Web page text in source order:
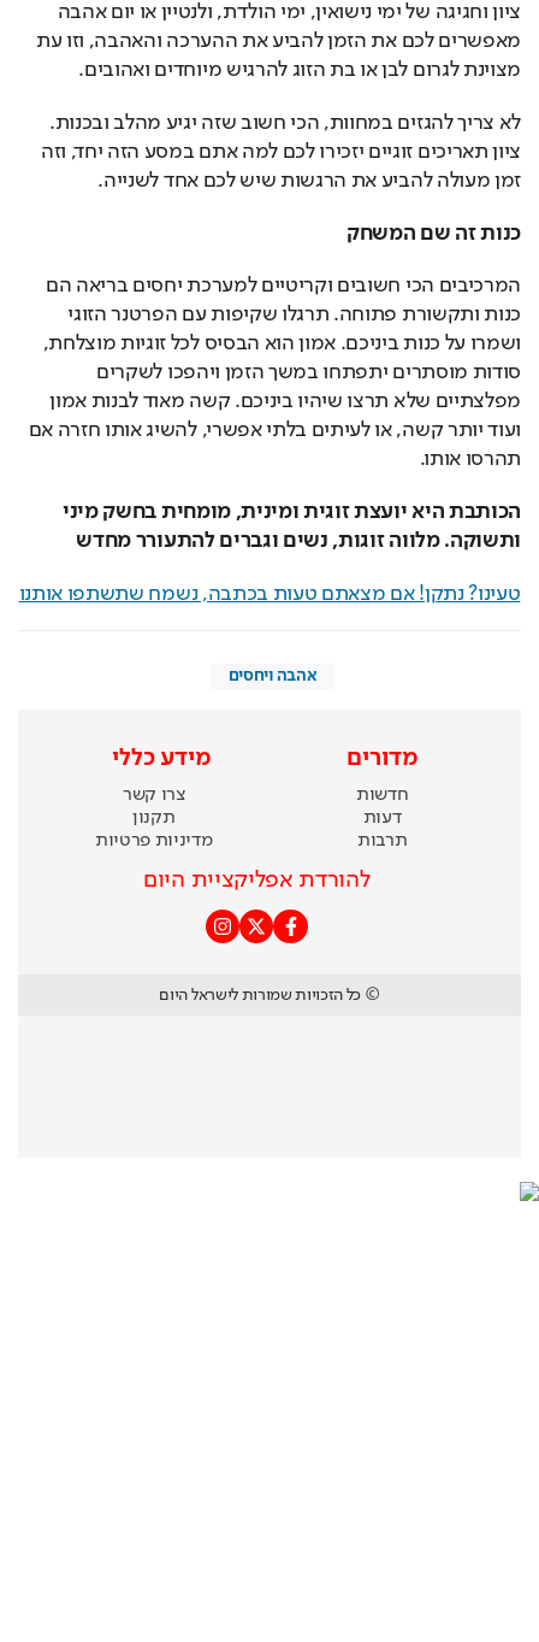
ציון וחגיגה של ימי נישואין, ימי הולדת, ולנטיין או יום אהבה
מאפשרים לכם את הזמן להביע את ההערכה והאהבה, וזו עת
מצוינת לגרום לבן או בת הזוג להרגיש מיוחדים ואהובים.
לא צריך להגזים במחוות, הכי חשוב שזה יגיע מהלב ובכנות.
ציון תאריכים זוגיים יזכירו לכם למה אתם במסע הזה יחד, וזה
זמן מעולה להביע את הרגשות שיש לכם אחד לשנייה.
כנות זה שם המשחק
המרכיבים הכי חשובים וקריטיים למערכת יחסים בריאה הם
כנות ותקשורת פתוחה. תרגלו שקיפות עם הפרטנר הזוגי
ושמרו על כנות ביניכם. אמון הוא הבסיס לכל זוגיות מוצלחת,
סודות מוסתרים יתפתחו במשך הזמן ויהפכו לשקרים
מפלצתיים שלא תרצו שיהיו ביניכם. קשה מאוד לבנות אמון
ועוד יותר קשה, או לעיתים בלתי אפשרי, להשיג אותו חזרה אם
תהרסו אותו.
הכותבת היא יועצת זוגית ומינית, מומחית בחשק מיני
ותשוקה. מלווה זוגות, נשים וגברים להתעורר מחדש
טעינו? נתקן! אם מצאתם טעות בכתבה, נשמח שתשתפו אותנו
אהבה ויחסים
מדורים
חדשות
דעות
תרבות
מידע כללי
צרו קשר
תקנון
מדיניות פרטיות
להורדת אפליקציית היום
© כל הזכויות שמורות לישראל היום